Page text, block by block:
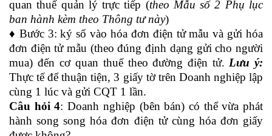
quan thuế quản lý trực tiếp (theo Mẫu số 2 Phụ lục
ban hành kèm theo Thông tư này)
♦ Bước 3: ký số vào hóa đơn điện tử mẫu và gửi hóa
đơn điện tử mẫu (theo đúng định dạng gửi cho người
mua) đến cơ quan thuế theo đường điện tử. Lưu ý:
Thực tế để thuận tiện, 3 giấy tờ trên Doanh nghiệp lập
cùng 1 lúc và gửi CQT 1 lần.
Câu hỏi 4: Doanh nghiệp (bên bán) có thể vừa phát
hành song song hóa đơn điện tử cùng hóa đơn giấy